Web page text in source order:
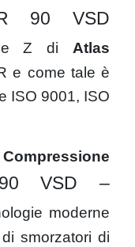
90 VSD
Z di Atlas
e come tale è
ISO 9001, ISO
Compressione
VSD –
moderne
smorzatori di